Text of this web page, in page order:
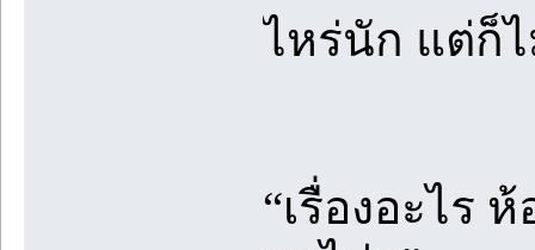
ไหร่นัก แต่ก็
“เรื่องอะไร